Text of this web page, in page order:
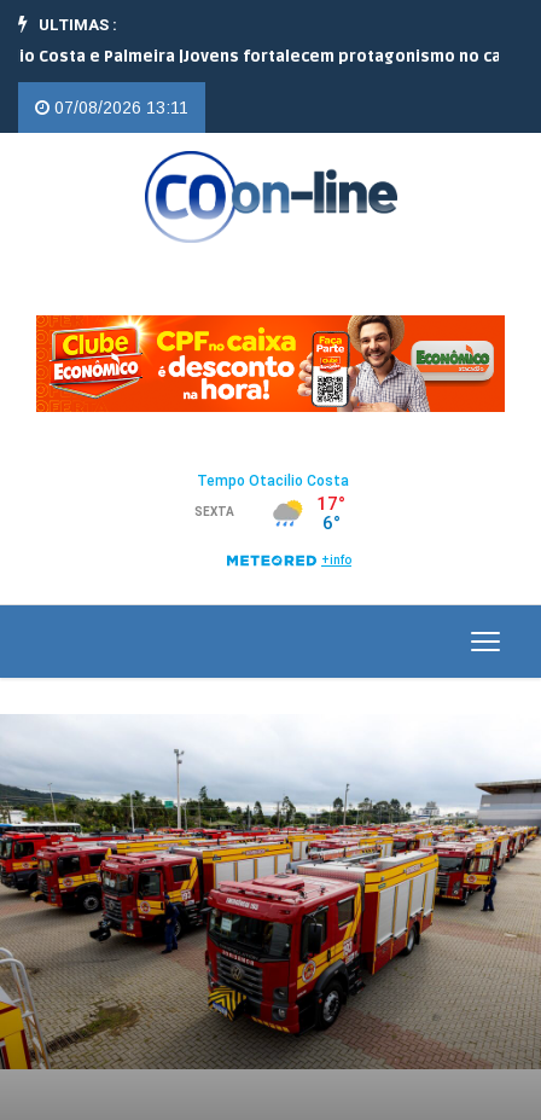
ULTIMAS :
e Palmeira |Jovens fortalecem protagonismo no campo em
07/08/2026 13:11